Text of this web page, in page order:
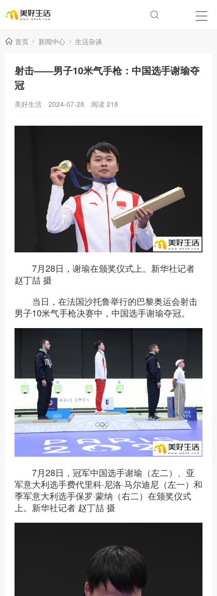
首页 新闻中心 生活杂谈
射击——男子10米气手枪：中国选手谢瑜夺
冠
美好生活 2024-07-28 阅读 218
7月28日，谢瑜在颁奖仪式上。新华社记者
赵丁喆 摄
当日，在法国沙托鲁举行的巴黎奥运会射击
男子10米气手枪决赛中，中国选手谢瑜夺冠。
7月28日，冠军中国选手谢瑜（左二）、亚
军意大利选手费代里科·尼洛·马尔迪尼（左一）和
季军意大利选手保罗·蒙纳（右二）在颁奖仪式
上。新华社记者 赵丁喆 摄